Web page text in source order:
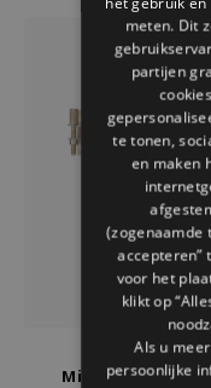
Kikkerland
Mini
meten. Dit
partijen
te tonen,
en maken
(zogenaamde
accepteren”
voor het
klikt op
Als u
persoonlijke